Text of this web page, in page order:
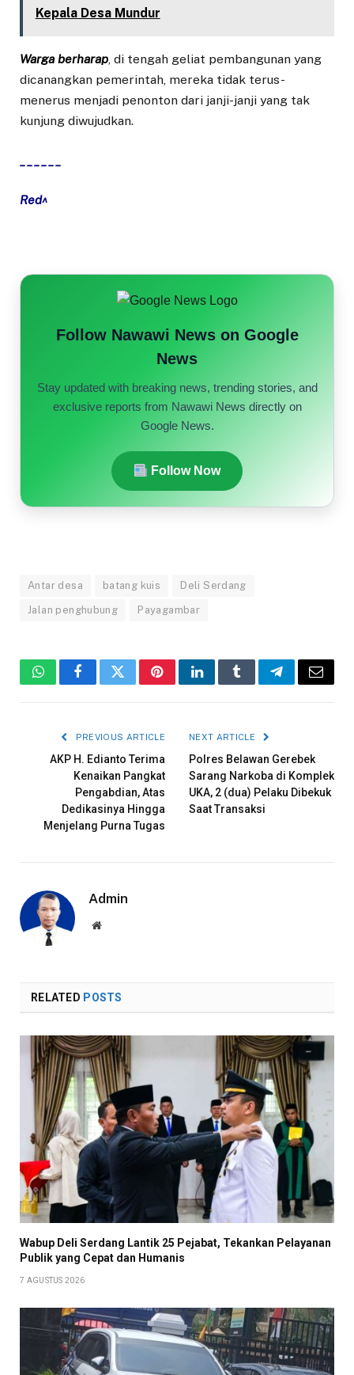
Kepala Desa Mundur
Warga berharap , di tengah geliat pembangunan yang
dicanangkan pemerintah, mereka tidak terus-
menerus menjadi penonton dari janji-janji yang tak
kunjung diwujudkan.
Red^
Follow Nawawi News on Google
News
Stay updated with breaking news, trending stories, and
exclusive reports from Nawawi News directly on
Google News.
Follow Now
Antar desa batang kuis Deli Serdang
Jalan penghubung Payagambar
WhatsAppFacebookTwitterPinterestLinkedInTumblrTelegramEmail
PREVIOUS ARTICLE
AKP H. Edianto Terima
Kenaikan Pangkat
Pengabdian, Atas
Dedikasinya Hingga
Menjelang Purna Tugas
NEXT ARTICLE
Polres Belawan Gerebek
Sarang Narkoba di Komplek
UKA, 2 (dua) Pelaku Dibekuk
Saat Transaksi
Admin
Website
RELATED POSTS
Wabup Deli Serdang Lantik 25 Pejabat, Tekankan Pelayanan
Publik yang Cepat dan Humanis
7 AGUSTUS 2026